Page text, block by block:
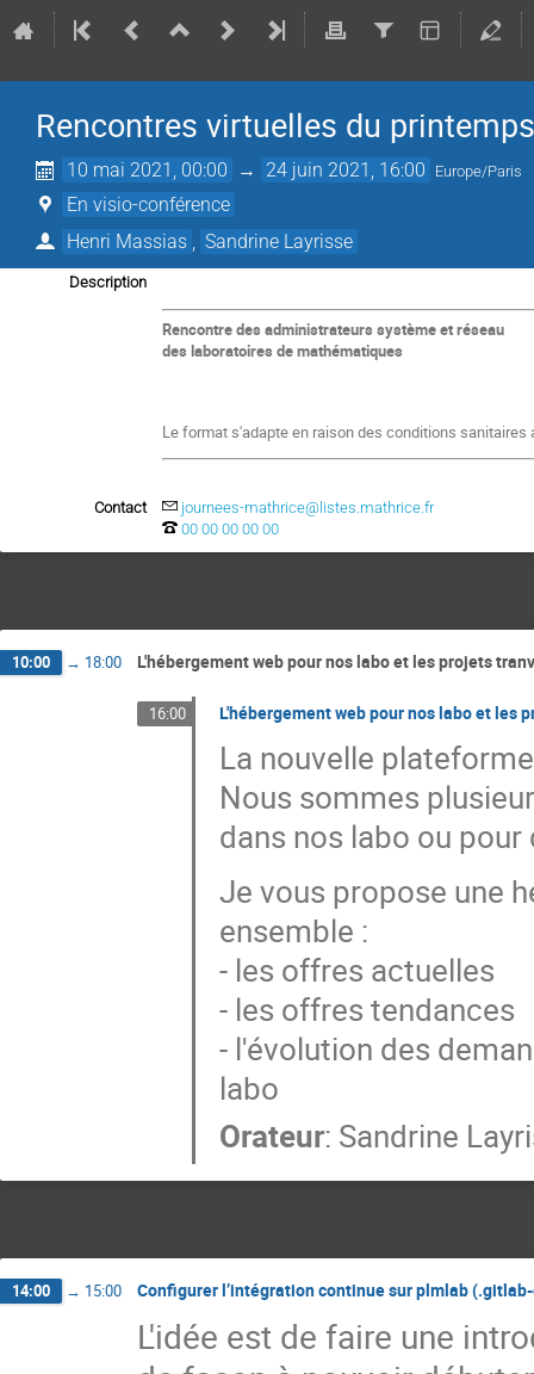
Rencontres virtuelles du
10 mai 2021, 00:00 → 24 juin 2021, 16:00 Europe/Paris
En visio-conférence
Henri Massias
Sandrine Layrisse
Description
Rencontre des administrateurs système et réseau
des laboratoires de mathématiques
Le format s'adapte en raison des conditions sanitaires
Contact
journees-mathrice@listes.mathrice.fr
00 00 00 00 00
10:00 → 18:00 L'hébergement web pour nos labo et les projets
16:00 L'hébergement web pour nos labo et les
La nouvelle
Nous sommes
dans nos labo ou pour
Je vous propose une
ensemble :
- les offres actuelles
- les offres tendances
- l'évolution des
labo
Orateur: Sandrine
14:00 → 15:00 Configurer l’intégration continue sur plmlab
L'idée est de faire une